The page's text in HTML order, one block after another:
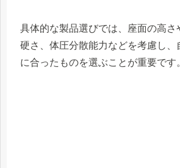
具体的な製品選びでは、座面の高さ
硬さ、体圧分散能力などを考慮し、
に合ったものを選ぶことが重要です